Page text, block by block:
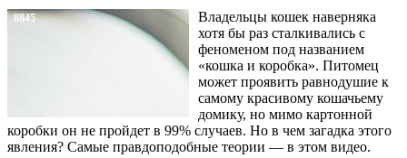
8845
Владельцы кошек наверняка
хотя бы раз сталкивались с
феноменом под названием
«кошка и коробка». Питомец
может проявить равнодушие к
самому красивому кошачьему
домику, но мимо картонной
коробки он не пройдет в 99% случаев. Но в чем загадка этого
явления? Самые правдоподобные теории — в этом видео.